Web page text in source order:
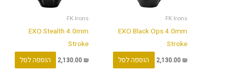
FK Irons
EXO Black Ops 4.0mm
Stroke
2,130.00 ₪ הוספה לסל
FK Irons
EXO Stealth 4.0mm
Stroke
2,130.00 ₪ הוספה לסל